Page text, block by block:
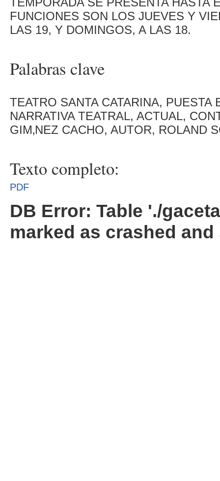
FUNCIONES SON LOS JUEVES Y
LAS 19, Y DOMINGOS, A LAS 18.
Palabras clave
TEATRO SANTA CATARINA,
NARRATIVA TEATRAL, ACTUAL,
GIM‚NEZ CACHO, AUTOR, ROLAND
Texto completo:
PDF
DB Error: Table './
marked as crashed